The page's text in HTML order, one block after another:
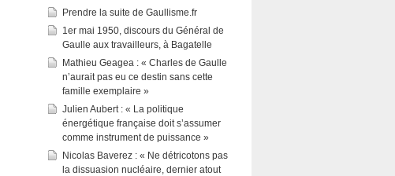
Prendre la suite de Gaullisme.fr
1er mai 1950, discours du Général de
Gaulle aux travailleurs, à Bagatelle
Mathieu Geagea : « Charles de Gaulle
n’aurait pas eu ce destin sans cette
famille exemplaire »
Julien Aubert : « La politique
énergétique française doit s’assumer
comme instrument de puissance »
Nicolas Baverez : « Ne détricotons pas
la dissuasion nucléaire, dernier atout